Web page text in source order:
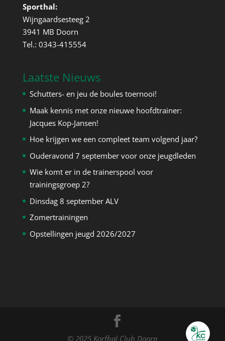
Sporthal:
Wijngaardsesteeg 2
3941 MB Doorn
Tel.: 0343-415554
Laatste Nieuws
Schutters- en jeu de boules toernooi!
Maak kennis met onze nieuwe hoofdtrainer:
Jacques Kop-Jansen!
Hoe krijgen we een compleet team volgend jaar?
Ouderavond 7 september voor onze jeugdleden
Wie komt er in de trainerspool voor
trainingsgroep 2?
Dinsdag 8 september ALV
Zomertrainingen
Opstellingen jeugd 2026/2027
© 2025 Korfbal Club Doorn